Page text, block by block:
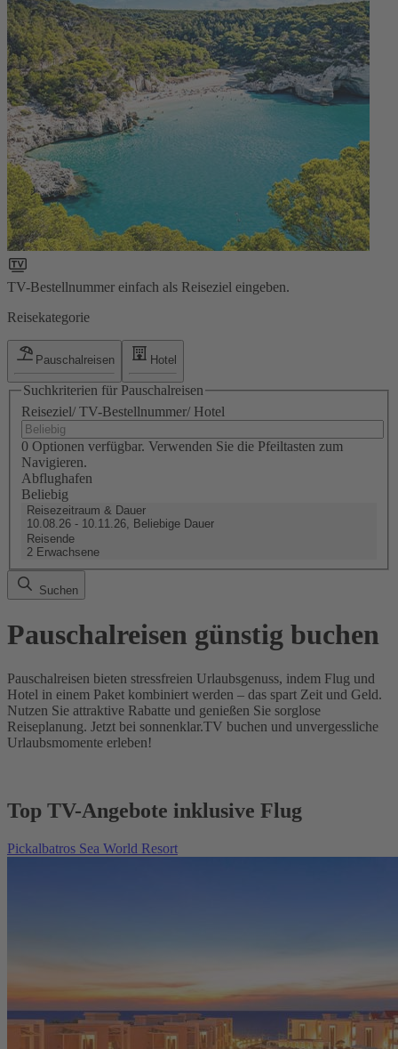
TV-Bestellnummer einfach als Reiseziel eingeben.
Reisekategorie
Pauschalreisen Hotel
Suchkriterien für Pauschalreisen
Reiseziel/ TV-Bestellnummer/ Hotel
0 Optionen verfügbar. Verwenden Sie die Pfeiltasten zum
Navigieren.
Abflughafen
Beliebig
Reisezeitraum & Dauer
10.08.26 - 10.11.26, Beliebige Dauer
Reisende
2 Erwachsene
Suchen
Pauschalreisen günstig buchen
Pauschalreisen bieten stressfreien Urlaubsgenuss, indem Flug und
Hotel in einem Paket kombiniert werden – das spart Zeit und Geld.
Nutzen Sie attraktive Rabatte und genießen Sie sorglose
Reiseplanung. Jetzt bei sonnenklar.TV buchen und unvergessliche
Urlaubsmomente erleben!
Top TV-Angebote inklusive Flug
Pickalbatros Sea World Resort